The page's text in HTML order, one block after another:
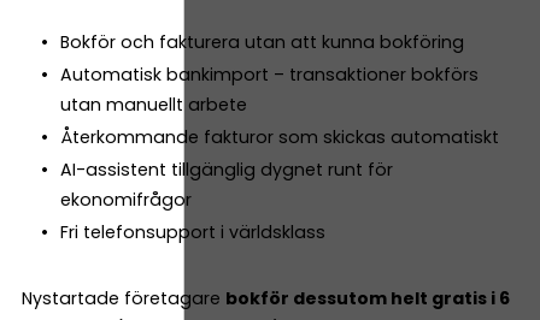
Bokför och fakturera utan att kunna bokföring
Automatisk bankimport – transaktioner bokförs
utan manuellt arbete
Återkommande fakturor som skickas automatiskt
AI-assistent tillgänglig dygnet runt för
ekonomifrågor
Fri telefonsupport i världsklass
Nystartade företagare bokför dessutom helt gratis i 6